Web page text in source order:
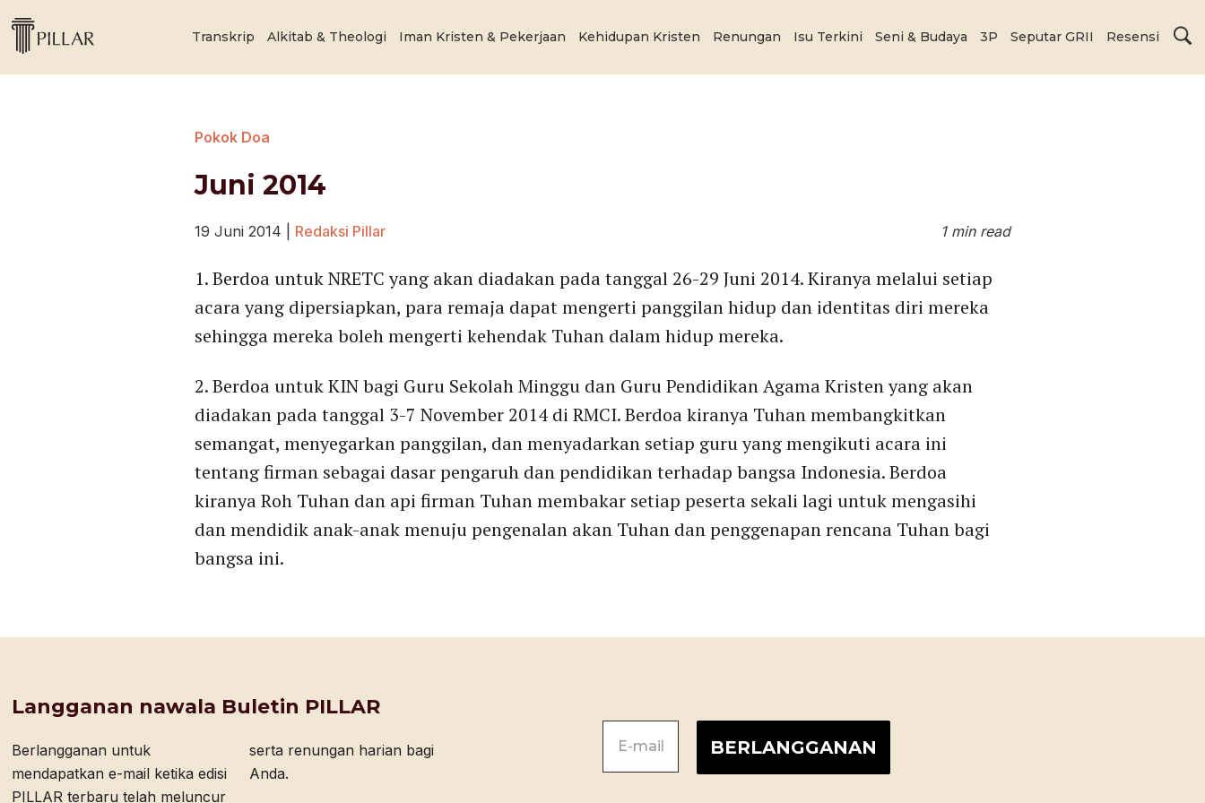
Transkrip Alkitab & Theologi Iman Kristen & Pekerjaan Kehidupan Kristen Renungan Isu Terkini Seni & Budaya 3P Seputar GRII Resensi
Pokok Doa
Juni 2014
19 Juni 2014 Redaksi Pillar 1 min read
1. Berdoa untuk NRETC yang akan diadakan pada tanggal 26-29 Juni 2014. Kiranya melalui setiap
acara yang dipersiapkan, para remaja dapat mengerti panggilan hidup dan identitas diri mereka
sehingga mereka boleh mengerti kehendak Tuhan dalam hidup mereka.
2. Berdoa untuk KIN bagi Guru Sekolah Minggu dan Guru Pendidikan Agama Kristen yang akan
diadakan pada tanggal 3-7 November 2014 di RMCI. Berdoa kiranya Tuhan membangkitkan
semangat, menyegarkan panggilan, dan menyadarkan setiap guru yang mengikuti acara ini
tentang firman sebagai dasar pengaruh dan pendidikan terhadap bangsa Indonesia. Berdoa
kiranya Roh Tuhan dan api firman Tuhan membakar setiap peserta sekali lagi untuk mengasihi
dan mendidik anak-anak menuju pengenalan akan Tuhan dan penggenapan rencana Tuhan bagi
bangsa ini.
Langganan nawala Buletin PILLAR
Berlangganan untuk
mendapatkan e-mail ketika edisi
PILLAR terbaru telah meluncur
serta renungan harian bagi
Anda.